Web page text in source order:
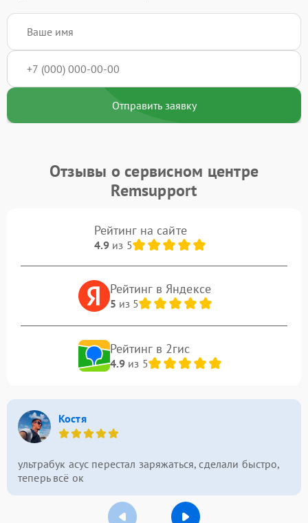
Отправить заявку
Отзывы о сервисном центре
Remsupport
Рейтинг на сайте
4.9из 5
Рейтинг в Яндексе
5 из 5
Рейтинг в 2гис
4.9из 5
Костя
ультрабук асус перестал заряжаться, сделали быстро,
теперь всё ок